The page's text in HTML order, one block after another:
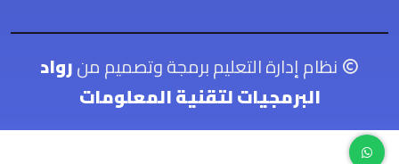
نظام إدارة التعليم برمجة وتصميم منرواد
البرمجيات لتقنية المعلومات